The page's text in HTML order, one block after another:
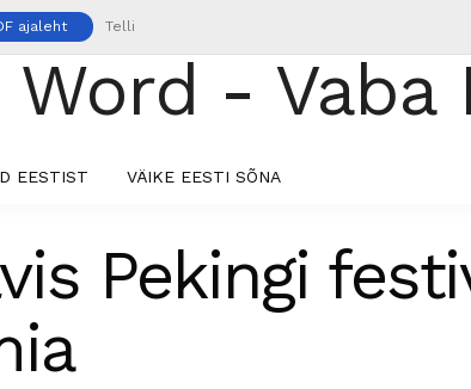
ajaleht Telli
EESTIST VÄIKE EESTI SÕNA
Pekingi